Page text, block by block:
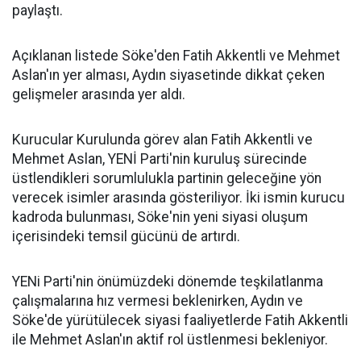
paylaştı.
Açıklanan listede Söke'den Fatih Akkentli ve Mehmet
Aslan'ın yer alması, Aydın siyasetinde dikkat çeken
gelişmeler arasında yer aldı.
Kurucular Kurulunda görev alan Fatih Akkentli ve
Mehmet Aslan, YENİ Parti'nin kuruluş sürecinde
üstlendikleri sorumlulukla partinin geleceğine yön
verecek isimler arasında gösteriliyor. İki ismin kurucu
kadroda bulunması, Söke'nin yeni siyasi oluşum
içerisindeki temsil gücünü de artırdı.
YENi Parti'nin önümüzdeki dönemde teşkilatlanma
çalışmalarına hız vermesi beklenirken, Aydın ve
Söke'de yürütülecek siyasi faaliyetlerde Fatih Akkentli
ile Mehmet Aslan'ın aktif rol üstlenmesi bekleniyor.